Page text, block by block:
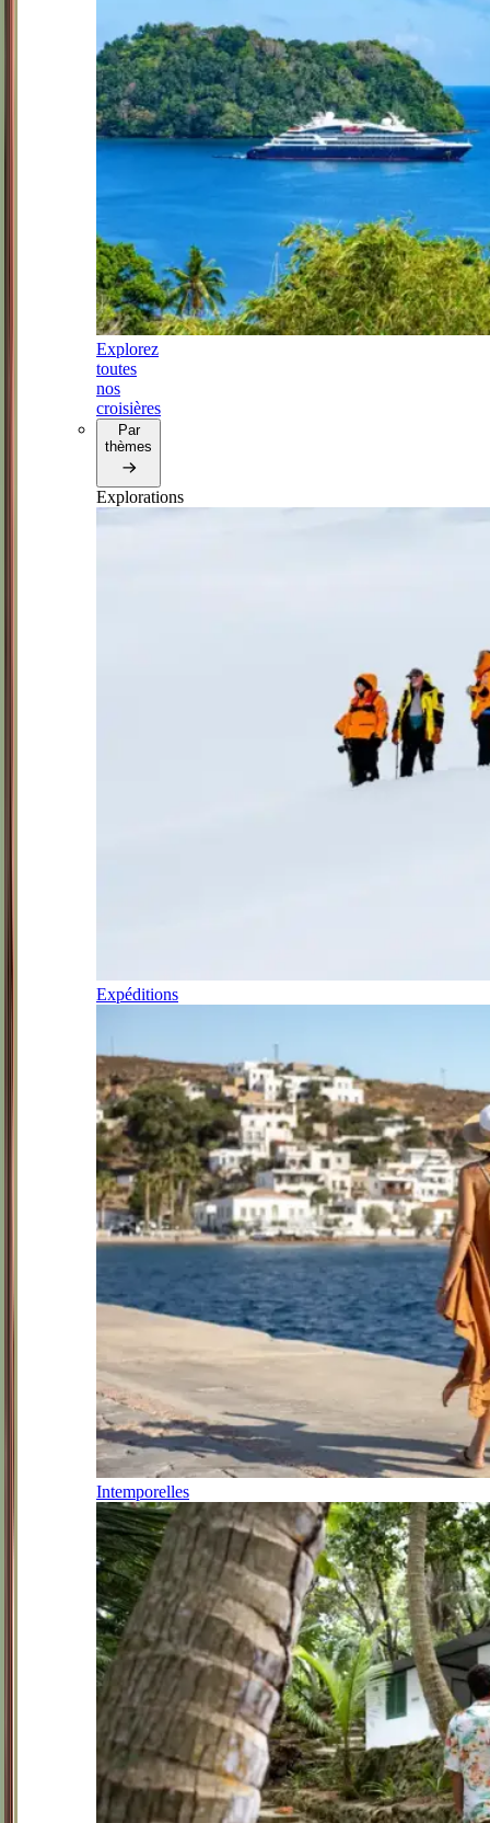
Explorez
toutes
nos
croisières
Par
thèmes
Explorations
Expéditions
Intemporelles